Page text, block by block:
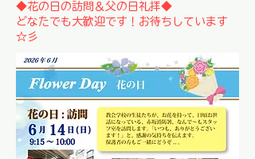
◆花の日の訪問＆父の日礼拝◆
どなたでも大歓迎です！お待ちしています
☆彡